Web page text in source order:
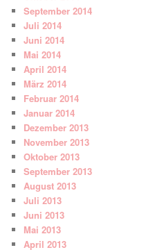
September 2014
Juli 2014
Juni 2014
Mai 2014
April 2014
März 2014
Februar 2014
Januar 2014
Dezember 2013
November 2013
Oktober 2013
September 2013
August 2013
Juli 2013
Juni 2013
Mai 2013
April 2013